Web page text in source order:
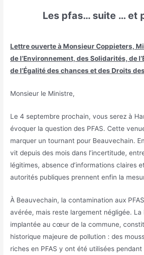
Les pfas… suite … et
Lettre ouverte à Monsieur Coppieters,
de l’Environnement, des Solidarités, de
de l’Égalité des chances et des Droits
Monsieur le Ministre,
Le 4 septembre prochain, vous serez à
évoquer la question des PFAS. Cette
marquer un tournant pour Beauvechain.
vit depuis des mois dans l’incertitude,
légitimes, absence d’informations claires
autorités publiques prennent enfin la
À Beauvechain, la contamination aux
avérée, mais reste largement négligée. La
implantée au cœur de la commune,
historique majeure de pollution : des
riches en PFAS y ont été utilisées